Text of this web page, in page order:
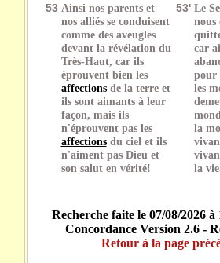
53 Ainsi nos parents et
nos alliés se conduisent
comme des aveugles
devant la révélation du
Très-Haut, car ils
éprouvent bien les
affectionsde la terre et
ils sont aimants à leur
façon, mais ils
n'éprouvent pas les
affectionsdu ciel et ils
n'aiment pas Dieu et
son salut en vérité!
53' Le
nous
car
pour
les
la
la
Recherche faite le 07/08/2026
Concordance Version 2.6 -
Retour à la page